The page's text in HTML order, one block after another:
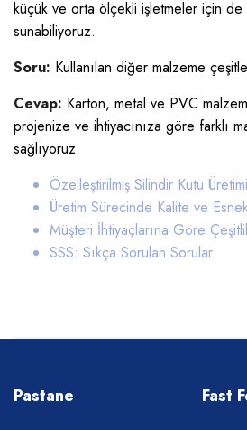
küçük ve orta ölçekli işletmeler için
sunabiliyoruz.
Soru: Kullanılan diğer malzeme
Cevap: Karton, metal ve PVC
projenize ve ihtiyacınıza göre farklı
sağlıyoruz.
Özelleştirilmiş Silindir Kutu
Üretim Sürecinde Kalite ve
Müşteri İhtiyaçlarına Göre
SSS: Sıkça Sorulan Sorular
Pastane Fast